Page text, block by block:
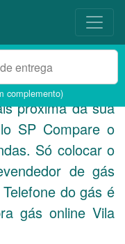
complemento)
próxima da sua
SP Compare o
Só colocar o
de gás
do gás é
gás online Vila